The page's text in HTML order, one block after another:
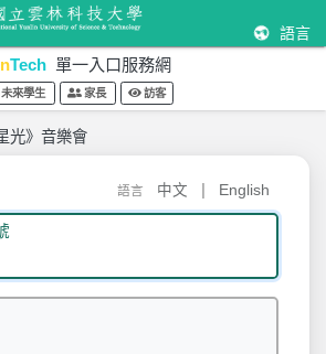
語言
Tech 單一入口服務網
來學生 家長 訪客
光》音樂會
語言 中文 English